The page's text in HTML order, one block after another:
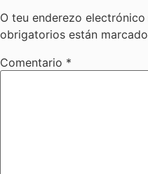
O teu enderezo
obrigatorios están
Comentario *